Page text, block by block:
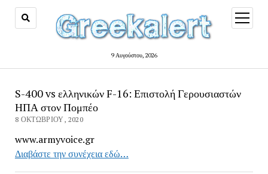
9 Αυγούστου, 2026
open
menu
S-400 vs ελληνικών F-16: Επιστολή Γερουσιαστών
ΗΠΑ στον Πομπέο
8 ΟΚΤΩΒΡΊΟΥ, 2020
www.armyvoice.gr
Διαβάστε την συνέχεια εδώ…